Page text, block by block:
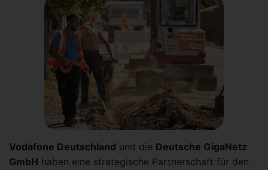
Vodafone Deutschland und die Deutsche GigaNetz
GmbH haben eine strategische Partnerschaft für den